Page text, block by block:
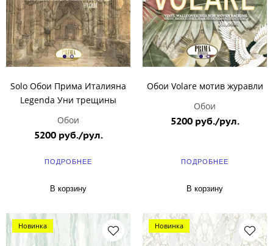
Solo Обои Прима Италияна
Legenda Уни трещины
Обои
5200 руб./рул.
ПОДРОБНЕЕ
В корзину
Обои Volare мотив журавли
Обои
5200 руб./рул.
ПОДРОБНЕЕ
В корзину
Новинка Новинка